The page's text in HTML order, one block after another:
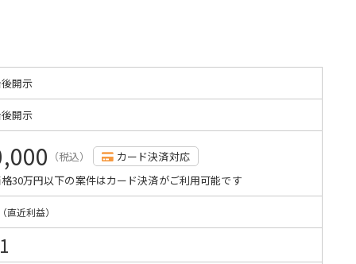
開示
開示
（税込）
カード決済対応
30万円以下の案件はカード決済がご利用可能です
直近利益）